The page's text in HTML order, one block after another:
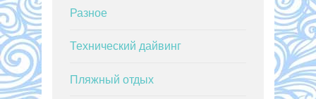
Разное
Технический дайвинг
Пляжный отдых